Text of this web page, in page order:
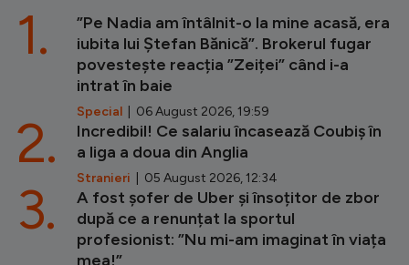
”Pe Nadia am întâlnit-o la mine acasă, era
iubita lui Ștefan Bănică”. Brokerul fugar
povestește reacția ”Zeiței” când i-a
intrat în baie
Special | 06 August 2026, 19:59
1.
Incredibil! Ce salariu încasează Coubiș în
a liga a doua din Anglia
Stranieri | 05 August 2026, 12:34
2.
A fost șofer de Uber și însoțitor de zbor
după ce a renunțat la sportul
profesionist: ”Nu mi-am imaginat în viața
mea!”
3.